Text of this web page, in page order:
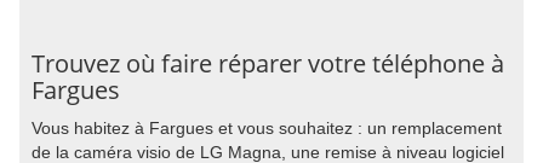
Trouvez où faire réparer votre téléphone à
Fargues
Vous habitez à Fargues et vous souhaitez : un remplacement
de la caméra visio de LG Magna, une remise à niveau logiciel